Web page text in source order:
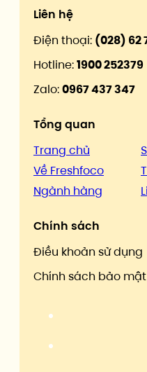
Liên hệ
Điện thoại: (028) 62
Hotline:1900 252379
Zalo:0967 437 347
Tổng quan
Trang chủ
Về Freshfoco
Ngành hàng
Chính sách
Điều khoản sử dụng
Chính sách bảo mật